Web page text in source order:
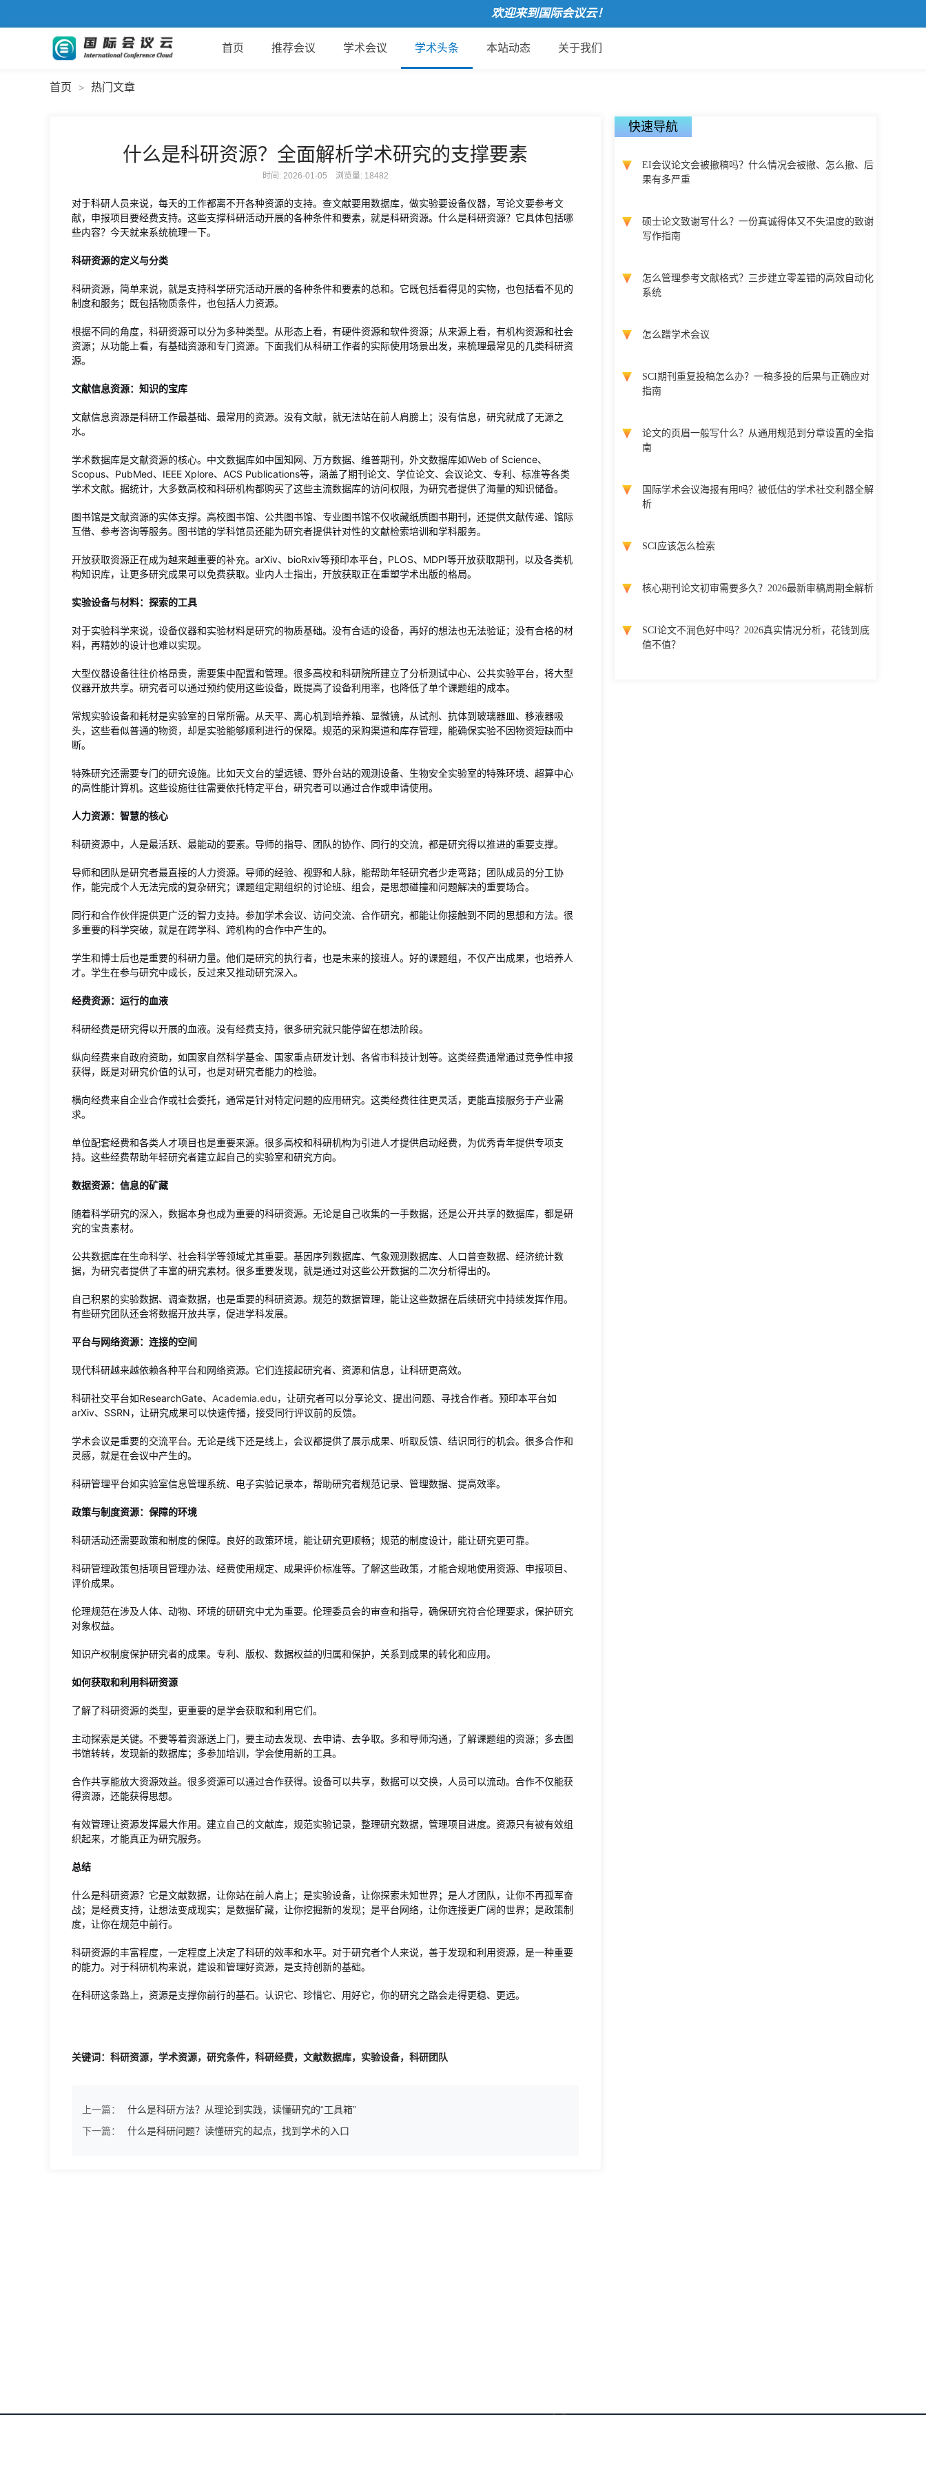
欢迎来到国际会议云！
首页 推荐会议 学术会议 学术头条 本站动态 关于我们
首页 > 热门文章
什么是科研资源？全面解析学术研究的支撑要素
时间: 2026-01-05 浏览量: 18482
对于科研人员来说，每天的工作都离不开各种资源的支持。查文献要用数据库，做实验要设备仪器，写论文要参考文
献，申报项目要经费支持。这些支撑科研活动开展的各种条件和要素，就是科研资源。什么是科研资源？它具体包括哪
些内容？今天就来系统梳理一下。
科研资源的定义与分类
科研资源，简单来说，就是支持科学研究活动开展的各种条件和要素的总和。它既包括看得见的实物，也包括看不见的
制度和服务；既包括物质条件，也包括人力资源。
根据不同的角度，科研资源可以分为多种类型。从形态上看，有硬件资源和软件资源；从来源上看，有机构资源和社会
资源；从功能上看，有基础资源和专门资源。下面我们从科研工作者的实际使用场景出发，来梳理最常见的几类科研资
源。
文献信息资源：知识的宝库
文献信息资源是科研工作最基础、最常用的资源。没有文献，就无法站在前人肩膀上；没有信息，研究就成了无源之
水。
学术数据库是文献资源的核心。中文数据库如中国知网、万方数据、维普期刊，外文数据库如Web of Science、
Scopus、PubMed、IEEE Xplore、ACS Publications等，涵盖了期刊论文、学位论文、会议论文、专利、标准等各类
学术文献。据统计，大多数高校和科研机构都购买了这些主流数据库的访问权限，为研究者提供了海量的知识储备。
图书馆是文献资源的实体支撑。高校图书馆、公共图书馆、专业图书馆不仅收藏纸质图书期刊，还提供文献传递、馆际
互借、参考咨询等服务。图书馆的学科馆员还能为研究者提供针对性的文献检索培训和学科服务。
开放获取资源正在成为越来越重要的补充。arXiv、bioRxiv等预印本平台，PLOS、MDPI等开放获取期刊，以及各类机
构知识库，让更多研究成果可以免费获取。业内人士指出，开放获取正在重塑学术出版的格局。
实验设备与材料：探索的工具
对于实验科学来说，设备仪器和实验材料是研究的物质基础。没有合适的设备，再好的想法也无法验证；没有合格的材
料，再精妙的设计也难以实现。
大型仪器设备往往价格昂贵，需要集中配置和管理。很多高校和科研院所建立了分析测试中心、公共实验平台，将大型
仪器开放共享。研究者可以通过预约使用这些设备，既提高了设备利用率，也降低了单个课题组的成本。
常规实验设备和耗材是实验室的日常所需。从天平、离心机到培养箱、显微镜，从试剂、抗体到玻璃器皿、移液器吸
头，这些看似普通的物资，却是实验能够顺利进行的保障。规范的采购渠道和库存管理，能确保实验不因物资短缺而中
断。
特殊研究还需要专门的研究设施。比如天文台的望远镜、野外台站的观测设备、生物安全实验室的特殊环境、超算中心
的高性能计算机。这些设施往往需要依托特定平台，研究者可以通过合作或申请使用。
人力资源：智慧的核心
科研资源中，人是最活跃、最能动的要素。导师的指导、团队的协作、同行的交流，都是研究得以推进的重要支撑。
导师和团队是研究者最直接的人力资源。导师的经验、视野和人脉，能帮助年轻研究者少走弯路；团队成员的分工协
作，能完成个人无法完成的复杂研究；课题组定期组织的讨论班、组会，是思想碰撞和问题解决的重要场合。
同行和合作伙伴提供更广泛的智力支持。参加学术会议、访问交流、合作研究，都能让你接触到不同的思想和方法。很
多重要的科学突破，就是在跨学科、跨机构的合作中产生的。
学生和博士后也是重要的科研力量。他们是研究的执行者，也是未来的接班人。好的课题组，不仅产出成果，也培养人
才。学生在参与研究中成长，反过来又推动研究深入。
经费资源：运行的血液
科研经费是研究得以开展的血液。没有经费支持，很多研究就只能停留在想法阶段。
纵向经费来自政府资助，如国家自然科学基金、国家重点研发计划、各省市科技计划等。这类经费通常通过竞争性申报
获得，既是对研究价值的认可，也是对研究者能力的检验。
横向经费来自企业合作或社会委托，通常是针对特定问题的应用研究。这类经费往往更灵活，更能直接服务于产业需
求。
单位配套经费和各类人才项目也是重要来源。很多高校和科研机构为引进人才提供启动经费，为优秀青年提供专项支
持。这些经费帮助年轻研究者建立起自己的实验室和研究方向。
数据资源：信息的矿藏
随着科学研究的深入，数据本身也成为重要的科研资源。无论是自己收集的一手数据，还是公开共享的数据库，都是研
究的宝贵素材。
公共数据库在生命科学、社会科学等领域尤其重要。基因序列数据库、气象观测数据库、人口普查数据、经济统计数
据，为研究者提供了丰富的研究素材。很多重要发现，就是通过对这些公开数据的二次分析得出的。
自己积累的实验数据、调查数据，也是重要的科研资源。规范的数据管理，能让这些数据在后续研究中持续发挥作用。
有些研究团队还会将数据开放共享，促进学科发展。
平台与网络资源：连接的空间
现代科研越来越依赖各种平台和网络资源。它们连接起研究者、资源和信息，让科研更高效。
科研社交平台如ResearchGate、 Academia.edu，让研究者可以分享论文、提出问题、寻找合作者。预印本平台如
arXiv、SSRN，让研究成果可以快速传播，接受同行评议前的反馈。
学术会议是重要的交流平台。无论是线下还是线上，会议都提供了展示成果、听取反馈、结识同行的机会。很多合作和
灵感，就是在会议中产生的。
科研管理平台如实验室信息管理系统、电子实验记录本，帮助研究者规范记录、管理数据、提高效率。
政策与制度资源：保障的环境
科研活动还需要政策和制度的保障。良好的政策环境，能让研究更顺畅；规范的制度设计，能让研究更可靠。
科研管理政策包括项目管理办法、经费使用规定、成果评价标准等。了解这些政策，才能合规地使用资源、申报项目、
评价成果。
伦理规范在涉及人体、动物、环境的研研究中尤为重要。伦理委员会的审查和指导，确保研究符合伦理要求，保护研究
对象权益。
知识产权制度保护研究者的成果。专利、版权、数据权益的归属和保护，关系到成果的转化和应用。
如何获取和利用科研资源
了解了科研资源的类型，更重要的是学会获取和利用它们。
主动探索是关键。不要等着资源送上门，要主动去发现、去申请、去争取。多和导师沟通，了解课题组的资源；多去图
书馆转转，发现新的数据库；多参加培训，学会使用新的工具。
合作共享能放大资源效益。很多资源可以通过合作获得。设备可以共享，数据可以交换，人员可以流动。合作不仅能获
得资源，还能获得思想。
有效管理让资源发挥最大作用。建立自己的文献库，规范实验记录，整理研究数据，管理项目进度。资源只有被有效组
织起来，才能真正为研究服务。
总结
什么是科研资源？它是文献数据，让你站在前人肩上；是实验设备，让你探索未知世界；是人才团队，让你不再孤军奋
战；是经费支持，让想法变成现实；是数据矿藏，让你挖掘新的发现；是平台网络，让你连接更广阔的世界；是政策制
度，让你在规范中前行。
科研资源的丰富程度，一定程度上决定了科研的效率和水平。对于研究者个人来说，善于发现和利用资源，是一种重要
的能力。对于科研机构来说，建设和管理好资源，是支持创新的基础。
在科研这条路上，资源是支撑你前行的基石。认识它、珍惜它、用好它，你的研究之路会走得更稳、更远。
关键词：科研资源，学术资源，研究条件，科研经费，文献数据库，实验设备，科研团队
上一篇：
什么是科研方法？从理论到实践，读懂研究的“工具箱”
下一篇：
什么是科研问题？读懂研究的起点，找到学术的入口
快速导航
EI会议论文会被撤稿吗？什么情况会被撤、怎么撤、后
果有多严重
硕士论文致谢写什么？一份真诚得体又不失温度的致谢
写作指南
怎么管理参考文献格式？三步建立零差错的高效自动化
系统
怎么蹭学术会议
SCI期刊重复投稿怎么办？一稿多投的后果与正确应对
指南
论文的页眉一般写什么？从通用规范到分章设置的全指
南
国际学术会议海报有用吗？被低估的学术社交利器全解
析
SCI应该怎么检索
核心期刊论文初审需要多久？2026最新审稿周期全解析
SCI论文不润色好中吗？2026真实情况分析，花钱到底
值不值？